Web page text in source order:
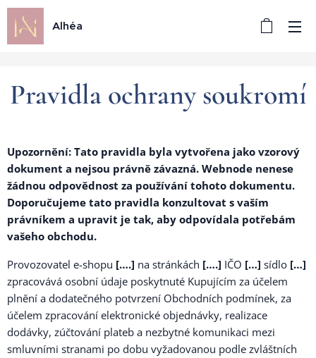
Alhéa
Pravidla ochrany soukromí
Upozornění: Tato pravidla byla vytvořena jako vzorový
dokument a nejsou právně závazná. Webnode nenese
žádnou odpovědnost za používání tohoto dokumentu.
Doporučujeme tato pravidla konzultovat s vaším
právníkem a upravit je tak, aby odpovídala potřebám
vašeho obchodu.
Provozovatel e-shopu [….] na stránkách [….] IČO […] sídlo […]
zpracovává osobní údaje poskytnuté Kupujícím za účelem
plnění a dodatečného potvrzení Obchodních podmínek, za
účelem zpracování elektronické objednávky, realizace
dodávky, zúčtování plateb a nezbytné komunikaci mezi
smluvními stranami po dobu vyžadovanou podle zvláštních